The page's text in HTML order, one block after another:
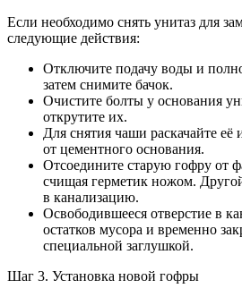
Если необходимо снять унитаз для
следующие действия:
Отключите подачу воды и
затем снимите бачок.
Очистите болты у основания
открутите их.
Для снятия чаши раскачайте её
от цементного основания.
Отсоедините старую гофру от
счищая герметик ножом.
в канализацию.
Освободившееся отверстие в
остатков мусора и временно
специальной заглушкой.
Шаг 3. Установка новой гофры